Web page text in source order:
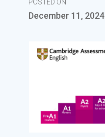
POSTED ON
December 11, 2024